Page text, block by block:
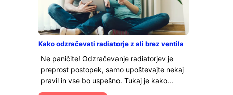
Kako odzračevati radiatorje z ali brez ventila
Ne paničite! Odzračevanje radiatorjev je
preprost postopek, samo upoštevajte nekaj
pravil in vse bo uspešno. Tukaj je kako...